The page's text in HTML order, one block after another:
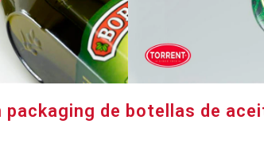
packaging de botellas de